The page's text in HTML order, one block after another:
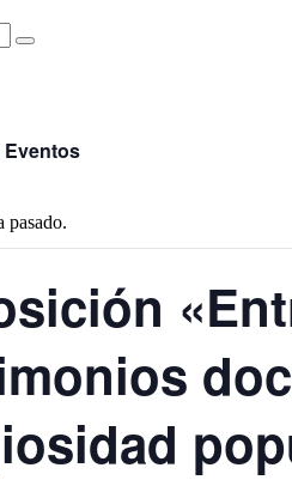
Eventos
pasado.